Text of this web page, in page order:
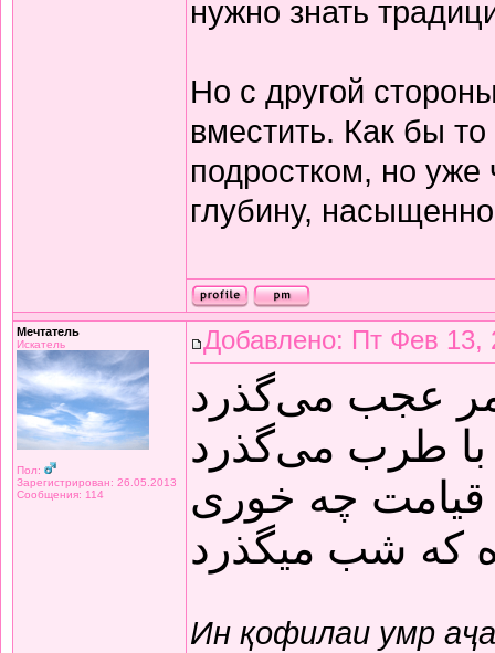
нужно знать
Но с другой
вместить. Как бы
подростком, но уже
глубину,
Мечтатель
Искатель
Пол:
Зарегистрирован: 26.05.2013
Сообщения: 114
Добавлено: Пт Фев 13,
عجب می‌گذرد
طرب می‌گذرد
چه خوری
که شب میگذرد
Ин қофилаи умр